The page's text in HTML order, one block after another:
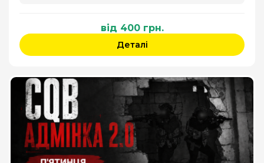
від 400 грн.
Деталі